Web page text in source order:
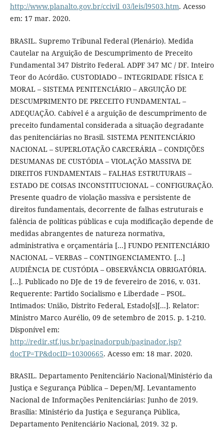
http://www.planalto.gov.br/ccivil_03/leis/l9503.htm. Acesso
em: 17 mar. 2020.
BRASIL. Supremo Tribunal Federal (Plenário). Medida
Cautelar na Arguição de Descumprimento de Preceito
Fundamental 347 Distrito Federal. ADPF 347 MC / DF. Inteiro
Teor do Acórdão. CUSTODIADO – INTEGRIDADE FÍSICA E
MORAL – SISTEMA PENITENCIÁRIO – ARGUIÇÃO DE
DESCUMPRIMENTO DE PRECEITO FUNDAMENTAL –
ADEQUAÇÃO. Cabível é a arguição de descumprimento de
preceito fundamental considerada a situação degradante
das penitenciárias no Brasil. SISTEMA PENITENCIÁRIO
NACIONAL – SUPERLOTAÇÃO CARCERÁRIA – CONDIÇÕES
DESUMANAS DE CUSTÓDIA – VIOLAÇÃO MASSIVA DE
DIREITOS FUNDAMENTAIS – FALHAS ESTRUTURAIS –
ESTADO DE COISAS INCONSTITUCIONAL – CONFIGURAÇÃO.
Presente quadro de violação massiva e persistente de
direitos fundamentais, decorrente de falhas estruturais e
falência de políticas públicas e cuja modificação depende de
medidas abrangentes de natureza normativa,
administrativa e orçamentária [...] FUNDO PENITENCIÁRIO
NACIONAL – VERBAS – CONTINGENCIAMENTO. [...]
AUDIÊNCIA DE CUSTÓDIA – OBSERVÂNCIA OBRIGATÓRIA.
[...]. Publicado no DJe de 19 de fevereiro de 2016, v. 031.
Requerente: Partido Socialismo e Liberdade – PSOL.
Intimados: União, Distrito Federal, Estado[s][...]. Relator:
Ministro Marco Aurélio, 09 de setembro de 2015. p. 1-210.
Disponível em:
http://redir.stf.jus.br/paginadorpub/paginador.jsp?
docTP=TP&docID=10300665. Acesso em: 18 mar. 2020.
BRASIL. Departamento Penitenciário Nacional/Ministério da
Justiça e Segurança Pública – Depen/MJ. Levantamento
Nacional de Informações Penitenciárias: Junho de 2019.
Brasília: Ministério da Justiça e Segurança Pública,
Departamento Penitenciário Nacional, 2019. 32 p.